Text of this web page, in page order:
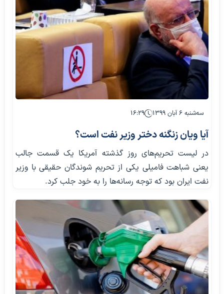
سه‌شنبه ۶ آبان ۱۳۹۹ ۱۶:۲۹
آیا ویان زنگنه دختر وزیر نفت است؟
در لیست تحریم‌های روز گذشته آمریکا یک قسمت جالب
یعنی شباهت فامیلی یکی از تحریم شوندگان حقیقی با وزیر
نفت ایران بود که توجه رسانه‌ها را به خود جلب کرد.